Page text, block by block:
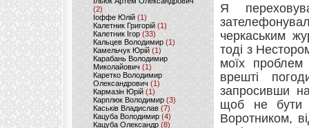
(2)
Іоффе Юлій (1)
Калетник Григорій(1)
Калетник Ігор (33)
Кальцев Володимир(1)
Камельчук Юрій (1)
Карабань Володимир
Миколайович (1)
Каретко Володимир
Олександрович (1)
Кармазін Юрій(1)
Карплюк Володимир(3)
Каськів Владислав (7)
Кацуба Володимир (4)
Кацуба Олександр (8)
Я
черкаським
тоді з
моїх
врешті
запросивши
щоб не бути
Воротником,